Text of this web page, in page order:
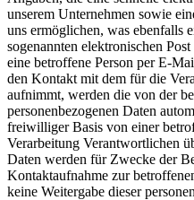
unserem Unternehmen sowie
uns ermöglichen, was ebenfalls
sogenannten elektronischen
eine betroffene Person per E-
den Kontakt mit dem für die
aufnimmt, werden die von der
personenbezogenen Daten
freiwilliger Basis von einer
Verarbeitung Verantwortlichen
Daten werden für Zwecke der
Kontaktaufnahme zur
keine Weitergabe dieser